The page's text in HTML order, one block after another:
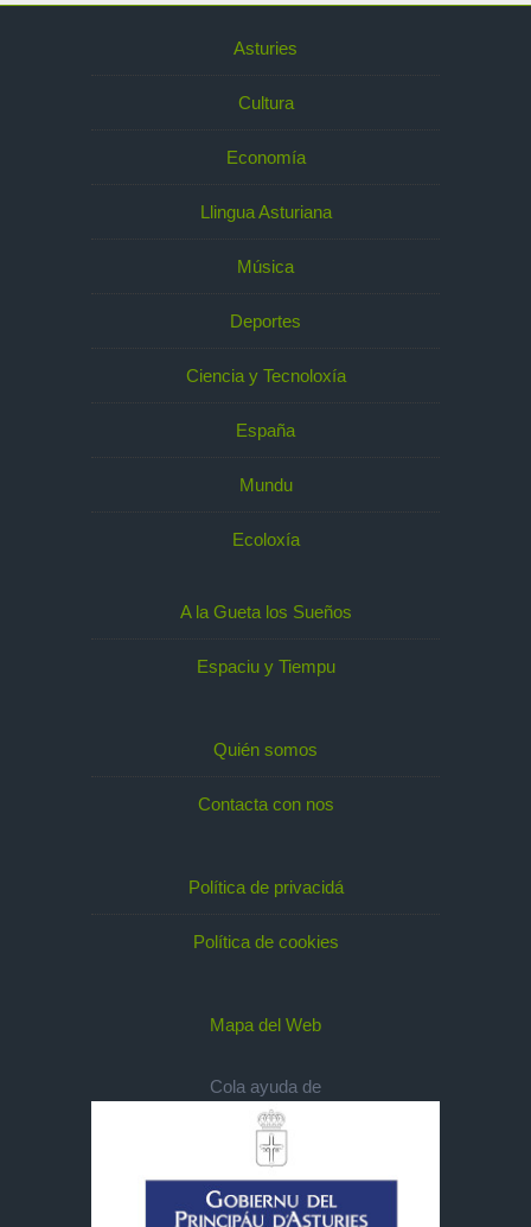
Asturies
Cultura
Economía
Llingua Asturiana
Música
Deportes
Ciencia y Tecnoloxía
España
Mundu
Ecoloxía
A la Gueta los Sueños
Espaciu y Tiempu
Quién somos
Contacta con nos
Política de privacidá
Política de cookies
Mapa del Web
Cola ayuda de